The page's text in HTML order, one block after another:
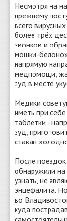
Несмотря на
прежнему
всего
более трёх
звонков и
мошки-
напрямую
медпомощи,
зуд в месте
Медики
иметь при
таблетки -
зуд,
стакан
После
обнаружили на
узнать, не
энцефалита.
во
куда